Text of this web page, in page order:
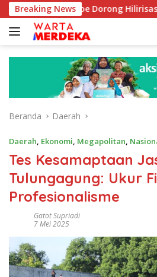
Langsung
ke
konten
Breaking News
Aboe Dorong Hilirisasi Potensi
Beranda Daerah
Daerah, Ekonomi, Megapolitan,
Tes Kesamaptaan
Tulungagung: Ukur
Profesionalisme
Gatot Supriadi
7 Mei 2025